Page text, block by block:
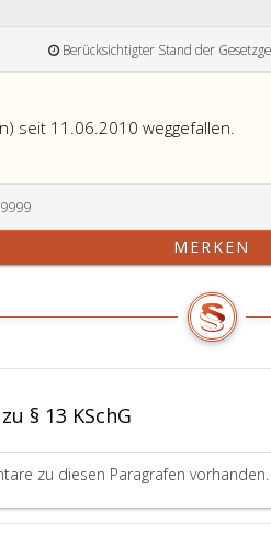
Berücksichtigter Stand der
seit 11.06.2010 weggefallen.
MERKEN
§ 13 KSchG
zu diesen Paragrafen vorhanden.